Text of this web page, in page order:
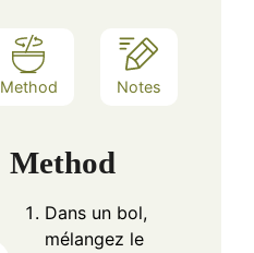
Method Notes
Method
Dans un bol,
mélangez le